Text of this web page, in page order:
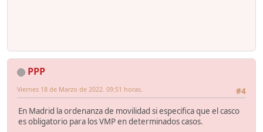
PPP
#4
Viernes 18 de Marzo de 2022. 09:51 horas.
En Madrid la ordenanza de movilidad si especifica que el casco
es obligatorio para los VMP en determinados casos.